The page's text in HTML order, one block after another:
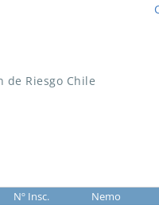
de Riesgo Chile
Nº Insc. Nemo